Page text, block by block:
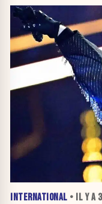
INTERNATIONAL • IL Y A